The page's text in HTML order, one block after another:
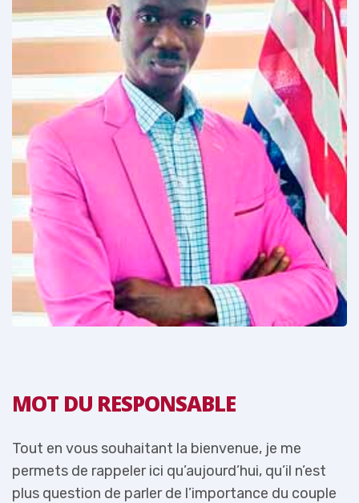
MOT DU RESPONSABLE
Tout en vous souhaitant la bienvenue, je me
permets de rappeler ici qu’aujourd’hui, qu’il n’est
plus question de parler de l’importance du couple